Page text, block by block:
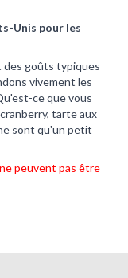
Unis pour les
des goûts typiques
vivement les
ce que vous
tarte aux
sont qu'un petit
peuvent pas être